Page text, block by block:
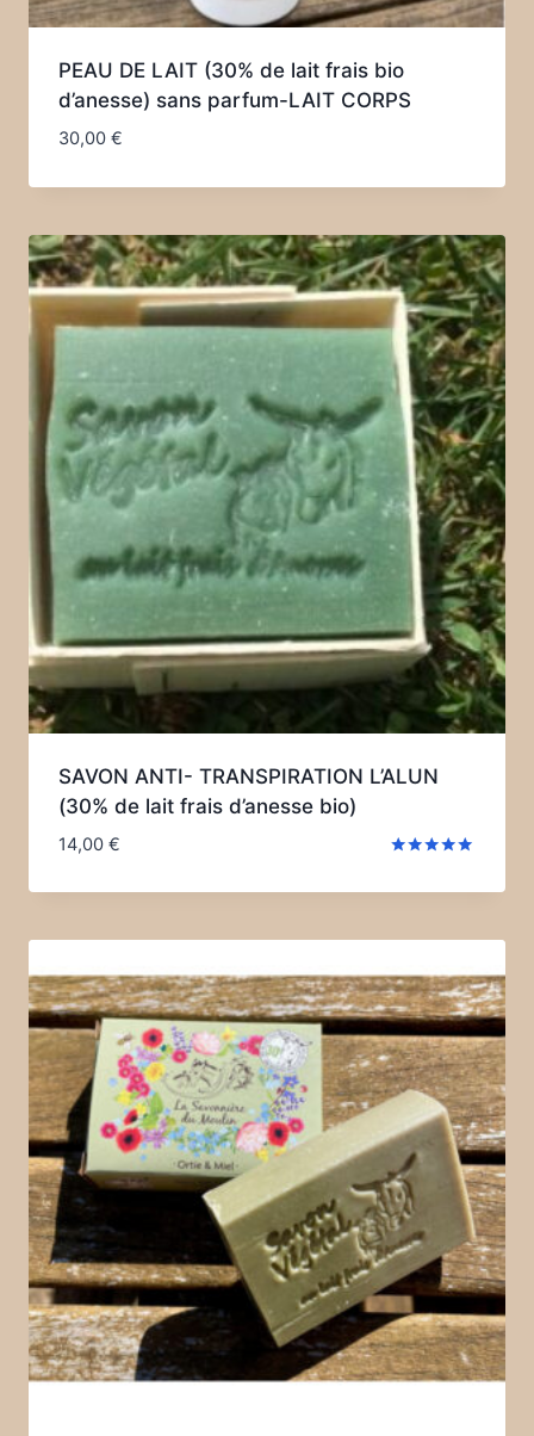
PEAU DE LAIT (30% de lait frais bio
d’anesse) sans parfum-LAIT CORPS
30,00 €
SAVON ANTI- TRANSPIRATION L’ALUN
(30% de lait frais d’anesse bio)
14,00 €